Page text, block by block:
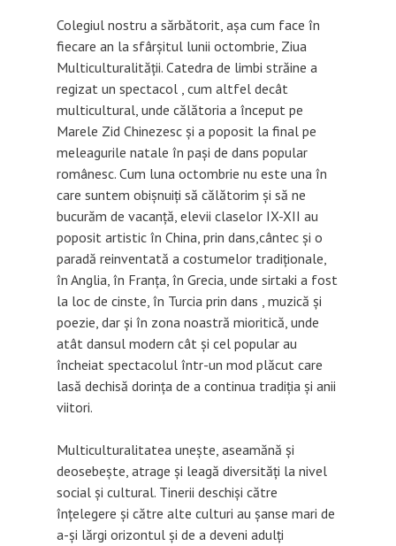
Colegiul nostru a sărbătorit, așa cum face în
fiecare an la sfârșitul lunii octombrie, Ziua
Multiculturalității. Catedra de limbi străine a
regizat un spectacol , cum altfel decât
multicultural, unde călătoria a început pe
Marele Zid Chinezesc și a poposit la final pe
meleagurile natale în pași de dans popular
românesc. Cum luna octombrie nu este una în
care suntem obișnuiți să călătorim și să ne
bucurăm de vacanță, elevii claselor IX-XII au
poposit artistic în China, prin dans,cântec și o
paradă reinventată a costumelor tradiționale,
în Anglia, în Franța, în Grecia, unde sirtaki a fost
la loc de cinste, în Turcia prin dans , muzică și
poezie, dar și în zona noastră mioritică, unde
atât dansul modern cât și cel popular au
încheiat spectacolul într-un mod plăcut care
lasă dechisă dorința de a continua tradiția și anii
viitori.
Multiculturalitatea unește, aseamănă și
deosebește, atrage și leagă diversități la nivel
social și cultural. Tinerii deschiși către
înțelegere și către alte culturi au șanse mari de
a-și lărgi orizontul și de a deveni adulți